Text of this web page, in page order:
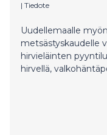
| Tiedote
Uudellemaalle
metsästyskaudelle
hirvieläinten
hirvellä,